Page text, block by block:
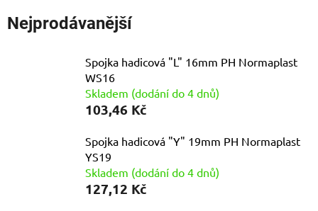
Nejprodávanější
Spojka hadicová "L" 16mm PH Normaplast
WS16
Skladem (dodání do 4 dnů)
103,46 Kč
Spojka hadicová "Y" 19mm PH Normaplast
YS19
Skladem (dodání do 4 dnů)
127,12 Kč